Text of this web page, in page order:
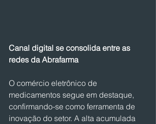
Canal digital se consolida entre as
redes da Abrafarma
O comércio eletrônico de
medicamentos segue em destaque,
confirmando-se como ferramenta de
inovação do setor. A alta acumulada